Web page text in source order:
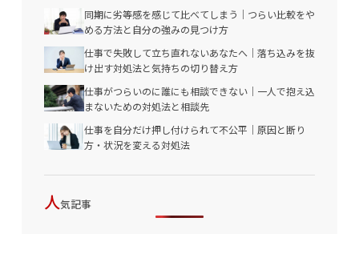
同期に劣等感を感じて比べてしまう｜つらい比較をや
める方法と自分の強みの見つけ方
仕事で失敗して立ち直れないあなたへ｜落ち込みを抜
け出す対処法と気持ちの切り替え方
仕事がつらいのに誰にも相談できない｜一人で抱え込
まないための対処法と相談先
仕事を自分だけ押し付けられて不公平｜原因と断り
方・状況を変える対処法
人気記事